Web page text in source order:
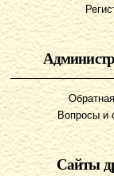
Вопросы и
Сайты